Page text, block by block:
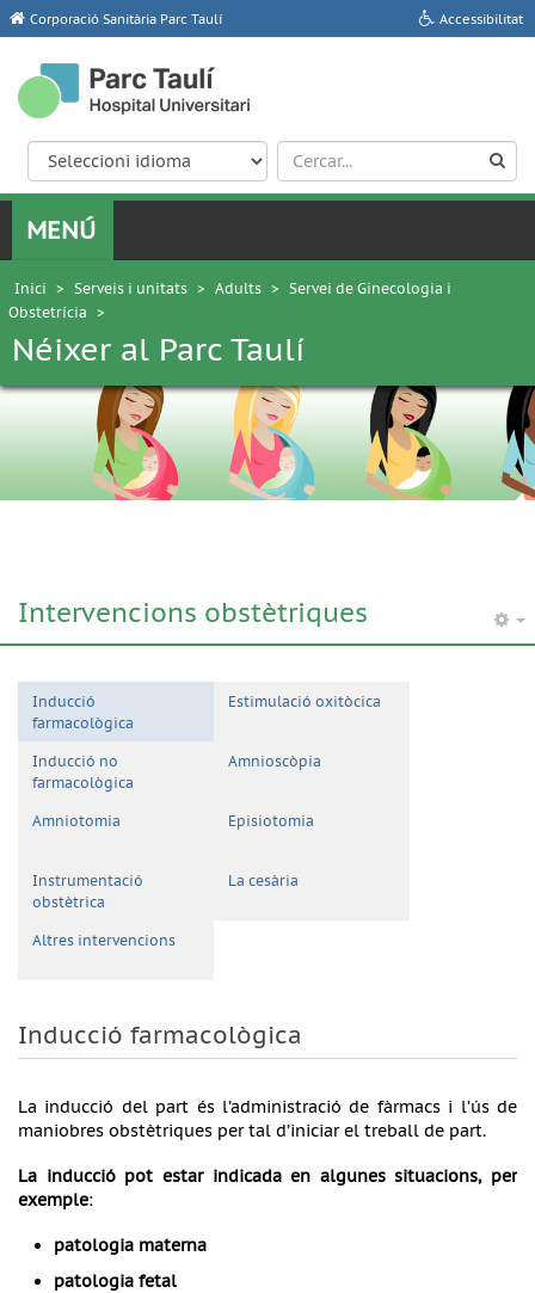
Corporació Sanitària Parc Taulí Accessibilitat
Inici > Serveis i unitats > Adults > Servei de Ginecologia i
Obstetrícia >
Néixer al Parc Taulí
Intervencions obstètriques
Inducció
farmacològica
Estimulació oxitòcica
Inducció no
farmacològica
Amnioscòpia
Amniotomia Episiotomia
Instrumentació
obstètrica
La cesària
Altres intervencions
Inducció farmacològica
La inducció del part és l’administració de fàrmacs i l’ús de
maniobres obstètriques per tal d’iniciar el treball de part.
La inducció pot estar indicada en algunes situacions, per
exemple:
patologia materna
patologia fetal